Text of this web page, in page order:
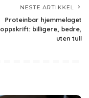
NESTE ARTIKKEL
Proteinbar hjemmelaget
oppskrift: billigere, bedre,
uten tull